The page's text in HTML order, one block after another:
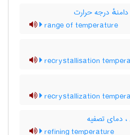
درجه حرارت
range of temperature
recrystallisation
recrystallization
دمای تصفیه
refining temperature